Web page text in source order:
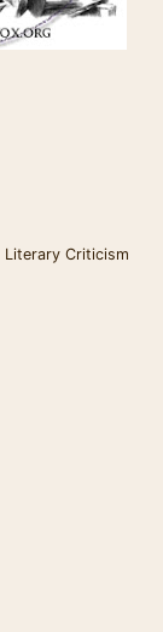
Literary Criticism